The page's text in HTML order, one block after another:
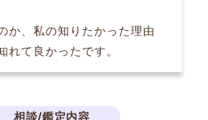
か、私の知りたかった理由
れて良かったです。